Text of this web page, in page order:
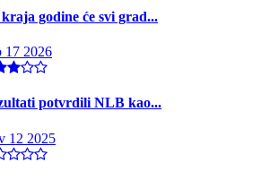
godine će svi grad...
17 2026
potvrdili NLB kao...
12 2025